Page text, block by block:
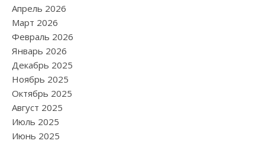
Апрель 2026
Март 2026
Февраль 2026
Январь 2026
Декабрь 2025
Ноябрь 2025
Октябрь 2025
Август 2025
Июль 2025
Июнь 2025